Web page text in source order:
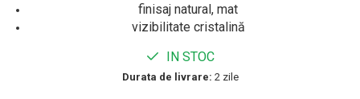
finisaj natural, mat
vizibilitate cristalină
IN STOC
Durata de livrare: 2 zile